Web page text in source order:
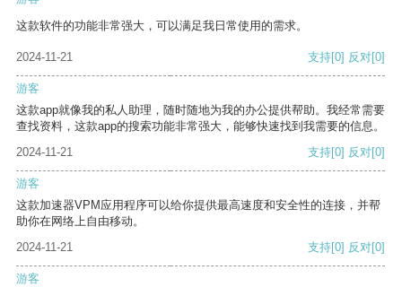
这款软件的功能非常强大，可以满足我日常使用的需求。
2024-11-21 支持[0] 反对[0]
游客
这款app就像我的私人助理，随时随地为我的办公提供帮助。我经常需要
查找资料，这款app的搜索功能非常强大，能够快速找到我需要的信息。
2024-11-21
支持[0] 反对[0]
游客
这款加速器VPM应用程序可以给你提供最高速度和安全性的连接，并帮
助你在网络上自由移动。
2024-11-21
支持[0] 反对[0]
游客